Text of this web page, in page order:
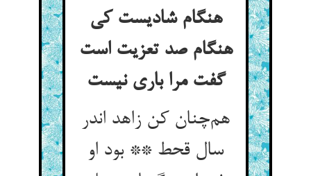
هنگام شادیست کی
هنگام صد تعزیت است
گفت مرا باری نیست
هم‌چنان کن زاهد اندر
سال قحط ** بود او